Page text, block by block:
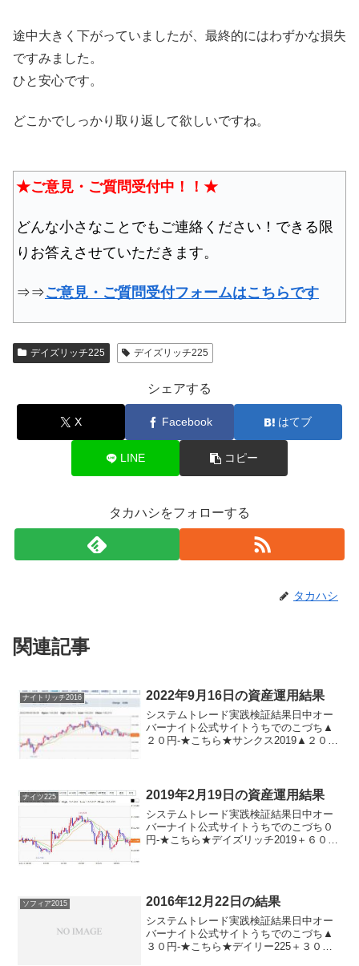
途中大きく下がっていましたが、最終的にはわずかな損失
ですみました。
ひと安心です。
どこかでしっかり取り返して欲しいですね。
★ご意見・ご質問受付中！！★
どんな小さなことでもご連絡ください！できる限
りお答えさせていただきます。
⇒⇒ご意見・ご質問受付フォームはこちらです
デイズリッチ225 デイズリッチ225
シェアする
X Facebook はてブ
LINE コピー
タカハシをフォローする
タカハシ
関連記事
ナイトリッチ2016 2022年9月16日の資産運用結果
システムトレード実践検証結果日中オー
バーナイト公式サイトうちでのこづち▲
２０円-★こちら★サンクス2019▲２０
201...
ナイツ225 2019年2月19日の資産運用結果
システムトレード実践検証結果日中オー
バーナイト公式サイトうちでのこづち０
円-★こちら★デイズリッチ2019＋６０
ソフィア2015 2016年12月22日の結果
システムトレード実践検証結果日中オー
バーナイト公式サイトうちでのこづち▲
３０円-★こちら★デイリー225＋３０円